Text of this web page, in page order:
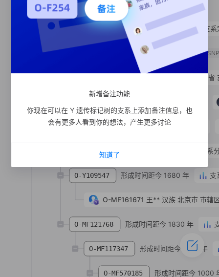
形成时间距今 7390 年 支系
O-MF421618 形成时间距今 1490 年 支
O-Y109547 形成时间距今 1680 年 支
O-MF121768 形成时间距今 1830 年
O-MF8502 SNP
形成时间距今 850 年
O-MF161671 王** 汉族 北京市 市辖
O-MF117347 形成时间距今 1520 年
江苏
O-MF168722 支系分析
O-MF570185 形成时间距今 1000
新增备注功能
你现在可以在 Y 遗传标记树的支系上添加备注信息，也
会有更多人看到你的想法，产生更多讨论
知道了